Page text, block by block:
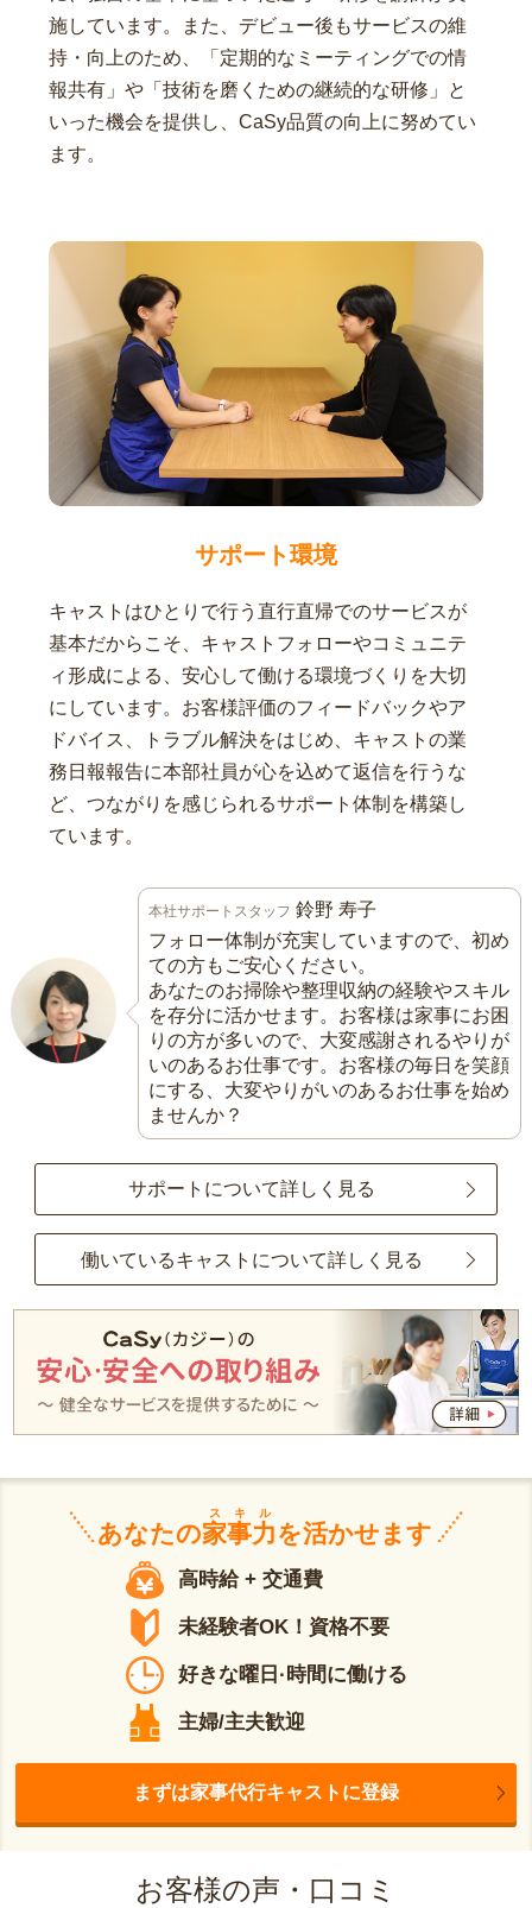
施しています。また、デビュー後もサービスの維
持・向上のため、「定期的なミーティングでの情
報共有」や「技術を磨くための継続的な研修」と
いった機会を提供し、CaSy品質の向上に努めてい
ます。
サポート環境
キャストはひとりで行う直行直帰でのサービスが
基本だからこそ、キャストフォローやコミュニテ
ィ形成による、安心して働ける環境づくりを大切
にしています。お客様評価のフィードバックやア
ドバイス、トラブル解決をはじめ、キャストの業
務日報報告に本部社員が心を込めて返信を行うな
ど、つながりを感じられるサポート体制を構築し
ています。
本社サポートスタッフ 鈴野 寿子
フォロー体制が充実していますので、初め
ての方もご安心ください。
あなたのお掃除や整理収納の経験やスキル
を存分に活かせます。お客様は家事にお困
りの方が多いので、大変感謝されるやりが
いのあるお仕事です。お客様の毎日を笑顔
にする、大変やりがいのあるお仕事を始め
ませんか？
サポートについて詳しく見る
働いているキャストについて詳しく見る
あなたの家事力
スキル
を活かせます
高時給 + 交通費
未経験者OK！資格不要
好きな曜日·時間に働ける
主婦/主夫歓迎
まずは家事代行キャストに登録
お客様の声・口コミ